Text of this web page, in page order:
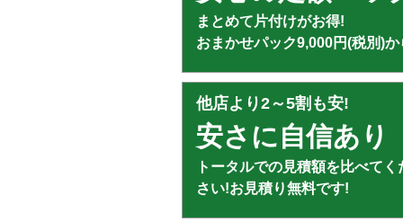
まとめて片付けがお得!
おまかせパック9,000円(税別)か
他店より2～5割も安!
安さに自信あり
トータルでの見積額を比べてく
さい!お見積り無料です!